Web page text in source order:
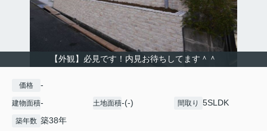
【外観】必見です！内見お待ちしてます＾＾
価格 -
建物面積- 土地面積-(-) 間取り 5SLDK
築年数 築38年